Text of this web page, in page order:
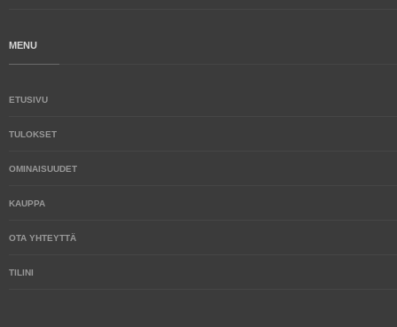
MENU
ETUSIVU
TULOKSET
OMINAISUUDET
KAUPPA
OTA YHTEYTTÄ
TILINI